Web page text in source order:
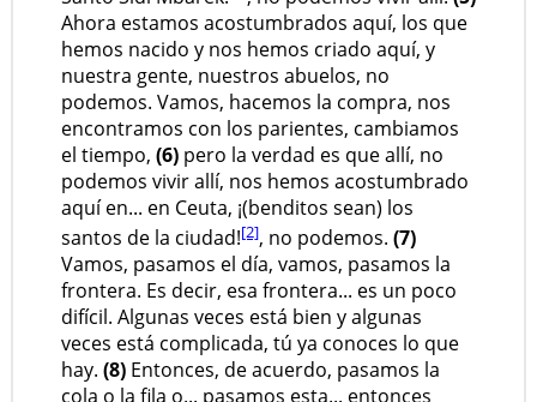
Ahora estamos acostumbrados aquí, los que
hemos nacido y nos hemos criado aquí, y
nuestra gente, nuestros abuelos, no
podemos. Vamos, hacemos la compra, nos
encontramos con los parientes, cambiamos
el tiempo, (6) pero la verdad es que allí, no
podemos vivir allí, nos hemos acostumbrado
aquí en... en Ceuta, ¡(benditos sean) los
santos de la ciudad![2], no podemos. (7)
Vamos, pasamos el día, vamos, pasamos la
frontera. Es decir, esa frontera... es un poco
difícil. Algunas veces está bien y algunas
veces está complicada, tú ya conoces lo que
hay. (8) Entonces, de acuerdo, pasamos la
cola o la fila o... pasamos esta... entonces